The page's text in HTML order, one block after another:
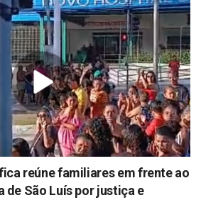
reúne familiares em frente ao
de São Luís por justiça e